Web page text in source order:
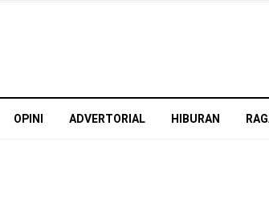
OPINI ADVERTORIAL HIBURAN